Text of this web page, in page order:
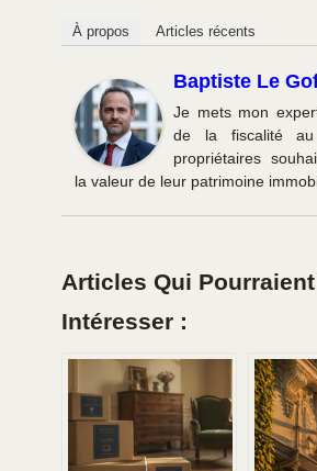
À propos Articles récents
Baptiste Le
Je mets mon
de la fiscalité
propriétaires
la valeur de leur patrimoine
Articles Qui
Intéresser :